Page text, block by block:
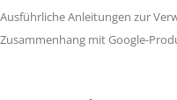
Ausführliche Anleitungen zur
Zusammenhang mit Google-